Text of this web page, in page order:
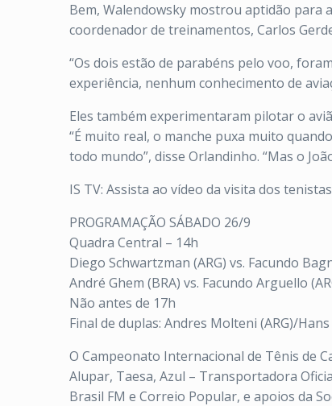
Bem, Walendowsky mostrou aptidão para
coordenador de treinamentos, Carlos
“Os dois estão de parabéns pelo voo,
experiência, nenhum conhecimento de
Eles também experimentaram pilotar o
“É muito real, o manche puxa muito
todo mundo”, disse Orlandinho. “Mas o
IS TV: Assista ao vídeo da visita dos
PROGRAMAÇÃO SÁBADO 26/9
Quadra Central – 14h
Diego Schwartzman (ARG) vs. Facundo
André Ghem (BRA) vs. Facundo Arguello
Não antes de 17h
Final de duplas: Andres Molteni (ARG)/
O Campeonato Internacional de Tênis de
Alupar, Taesa, Azul – Transportadora
Brasil FM e Correio Popular, e apoios da